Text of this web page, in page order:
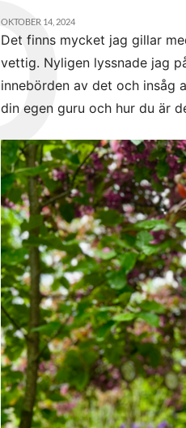
OKTOBER 14, 2024
Det finns mycket jag gillar
vettig. Nyligen lyssnade jag
innebörden av det och insåg
din egen guru och hur du är